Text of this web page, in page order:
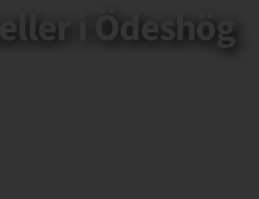
i Ödeshög